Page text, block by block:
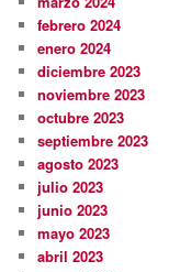
febrero 2024
enero 2024
diciembre 2023
noviembre 2023
octubre 2023
septiembre 2023
agosto 2023
julio 2023
junio 2023
mayo 2023
abril 2023